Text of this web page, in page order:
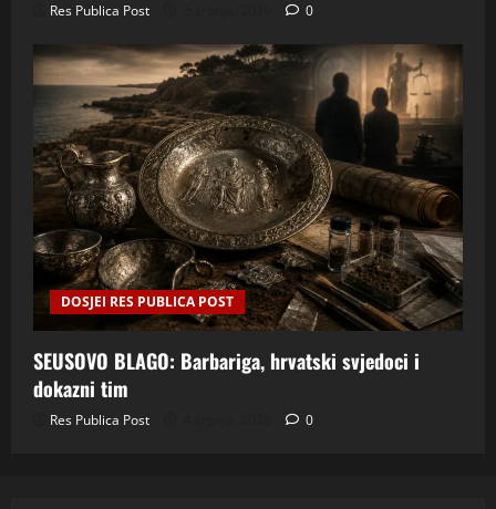
Res Publica Post 0
DOSJEI RES PUBLICA POST
SEUSOVO BLAGO: Barbariga, hrvatski svjedoci i
dokazni tim
Res Publica Post 0